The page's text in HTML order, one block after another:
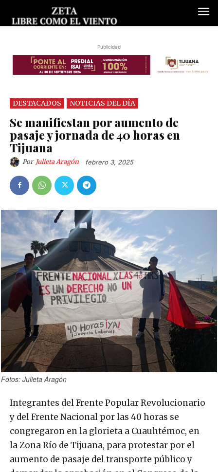
Publicidad
DESTACADOS NOTICIAS DEL DÍA
Se manifiestan por aumento de
pasaje y jornada de 40 horas en
Tijuana
Por Julieta Aragón febrero 3, 2025
Fotos: Julieta Aragón
Integrantes del Frente Popular Revolucionario
y del Frente Nacional por las 40 horas se
congregaron en la glorieta a Cuauhtémoc, en
la Zona Río de Tijuana, para protestar por el
aumento de pasaje del transporte público y